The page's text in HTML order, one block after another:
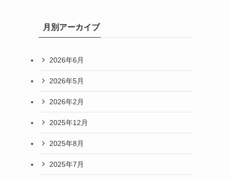
月別アーカイブ
2026年6月
2026年5月
2026年2月
2025年12月
2025年8月
2025年7月